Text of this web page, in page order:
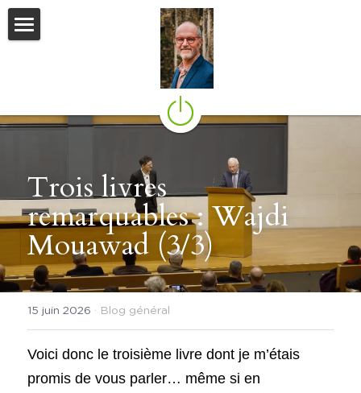
Genesis
Mon dernier livre
Mes autres sites
Contact
Flux Social
Trois livres
remarquables : Wajdi
Mouawad (3/3)
15 juin 2026 · Blog général
Voici donc le troisième livre dont je m’étais
promis de vous parler… même si en